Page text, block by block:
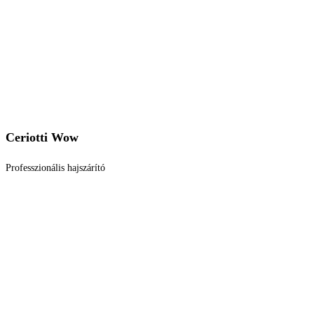
Ceriotti Wow
Professzionális hajszárító